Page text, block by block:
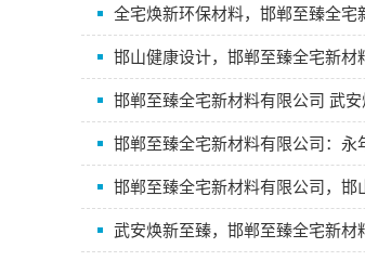
全宅焕新环保材料，邯郸至臻全宅
邯山健康设计，邯郸至臻全宅新
邯郸至臻全宅新材料有限公司 武
邯郸至臻全宅新材料有限公司：永
邯郸至臻全宅新材料有限公司，邯
武安焕新至臻，邯郸至臻全宅新材